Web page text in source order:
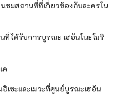
ชมสถานที่ที่เกี่ยวข้องกับละครโน
ที่ได้รับการบูรณะ เฮอันโนะโมริ
ค
เซะและเมวะที่ศูนย์บูรณะเฮอัน